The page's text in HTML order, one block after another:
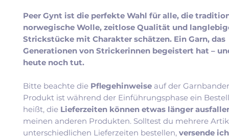
Peer Gynt ist die perfekte Wahl für alle, die
norwegische Wolle, zeitlose Qualität und
Strickstücke mit Charakter schätzen. Ein Garn, das
Generationen von Strickerinnen begeistert hat –
heute noch tut.
Bitte beachte die Pflegehinweise auf der
Produkt ist während der Einführungsphase ein
heißt, die Lieferzeiten können etwas länger
meinen anderen Produkten. Solltest du mehrere
unterschiedlichen Lieferzeiten bestellen, versende